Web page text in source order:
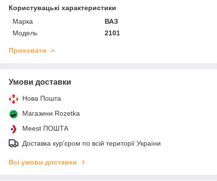
Користувацькі характеристики
Марка
ВАЗ
Мoдель
2101
Приховати
Умови доставки
Нова Пошта
Магазини Rozetka
Meest ПОШТА
Доставка кур'єром по всій території України
Всі умови доставки